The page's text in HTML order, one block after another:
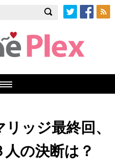
ッジ最終回、
の決断は？